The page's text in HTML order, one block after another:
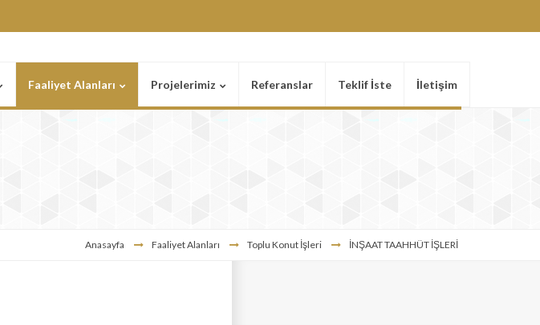
Faaliyet Alanları Projelerimiz Referanslar Teklif İste İletişim
Anasayfa Faaliyet Alanları Toplu Konut İşleri İNŞAAT TAAHHÜT İŞLERİ